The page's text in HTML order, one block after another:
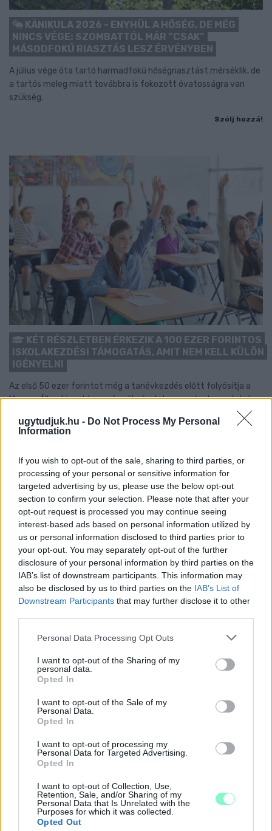
ugytudjuk.hu - Do Not Process My Personal
Information
If you wish to opt-out of the sale, sharing to third parties, or
processing of your personal or sensitive information for
targeted advertising by us, please use the below opt-out
section to confirm your selection. Please note that after your
opt-out request is processed you may continue seeing
interest-based ads based on personal information utilized by
us or personal information disclosed to third parties prior to
your opt-out. You may separately opt-out of the further
disclosure of your personal information by third parties on the
IAB’s list of downstream participants. This information may
also be disclosed by us to third parties on the IAB’s List of
Downstream Participants that may further disclose it to other
Please note that this website/app uses one or more Google
not limited to your visit or usage behaviour. You may click to
grant or deny consent to Google and its third-party tags to
use your data for below specified purposes in below Google
consent section.
Personal Data Processing Opt Outs
I want to opt-out of the Sharing of my
personal data.
Opted In
I want to opt-out of the Sale of my
Personal Data.
Opted In
I want to opt-out of processing my
Personal Data for Targeted Advertising.
Opted In
I want to opt-out of Collection, Use,
Retention, Sale, and/or Sharing of my
Personal Data that Is Unrelated with the
Purposes for which it was collected.
Opted Out
KÁNIKULA 2026 - ENYHÜL A HŐSÉG, DE MÉG
NINCS VÉGE: SZOMBATTÓL MÁR “CSAK”
MÁSODFOKÚ RIASZTÁS LESZ ÉRVÉNYBEN
A július vége óta tartó harmadfokú hőségriasztást mérséklik, de
a tartós meleg miatt továbbra is fokozott óvatosságra van
szükség.
Szólj hozzá!
KÉT RÉSZLETBEN ÉRKEZIK A 100 EZER FORINTOS
ISKOLAKEZDÉSI TÁMOGATÁS, AMIT NEM KELL KÜLÖN
IGÉNYELNI
Az első 50 ezer forintot még a tanévkezdés előtt folyósítja a
Magyar Államkincstár, a második részlet novemberben, utalvány
PIKNIK ITALOK: ÍZEK ÉS ÉLMÉNYEK A SZABADBAN
Ahogy tavaszodik és a nap egyre tovább marad velünk, sokaknak
Szólj hozzá!